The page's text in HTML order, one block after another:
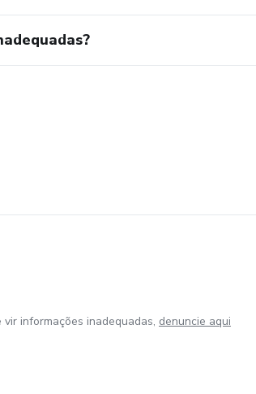
informações inadequadas, denuncie aqui